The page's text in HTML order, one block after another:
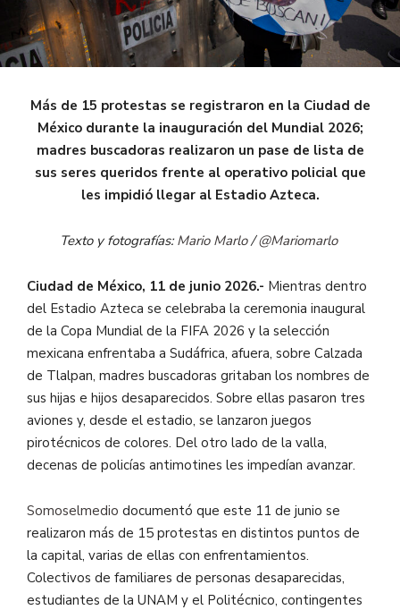
Más de 15 protestas se registraron en la Ciudad de
México durante la inauguración del Mundial 2026;
madres buscadoras realizaron un pase de lista de
sus seres queridos frente al operativo policial que
les impidió llegar al Estadio Azteca.
Texto y fotografías:Mario Marlo/@Mariomarlo
Ciudad de México, 11 de junio 2026.- Mientras dentro
del Estadio Azteca se celebraba la ceremonia inaugural
de la Copa Mundial de la FIFA 2026 y la selección
mexicana enfrentaba a Sudáfrica, afuera, sobre Calzada
de Tlalpan, madres buscadoras gritaban los nombres de
sus hijas e hijos desaparecidos. Sobre ellas pasaron tres
aviones y, desde el estadio, se lanzaron juegos
pirotécnicos de colores. Del otro lado de la valla,
decenas de policías antimotines les impedían avanzar.
Somoselmedio documentó que este 11 de junio se
realizaron más de 15 protestas en distintos puntos de
la capital, varias de ellas con enfrentamientos.
Colectivos de familiares de personas desaparecidas,
estudiantes de la UNAM y el Politécnico, contingentes